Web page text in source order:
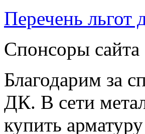
Перечень льгот
Спонсоры сайта
Благодарим за
ДК. В сети
купить